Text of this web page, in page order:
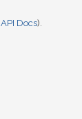
API Docs).